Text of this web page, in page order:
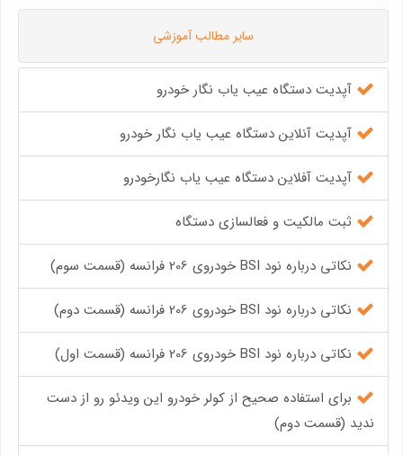
سایر مطالب آموزشی
آپدیت دستگاه عیب یاب نگار خودرو
آپدیت آنلاین دستگاه عیب یاب نگار خودرو
آپدیت آفلاین دستگاه عیب یاب نگارخودرو
ثبت مالکیت و فعالسازی دستگاه
نکاتی درباره نود BSI خودروی 206 فرانسه (قسمت سوم)
نکاتی درباره نود BSI خودروی 206 فرانسه (قسمت دوم)
نکاتی درباره نود BSI خودروی 206 فرانسه (قسمت اول)
برای استفاده صحیح از کولر خودرو این ویدئو رو از دست
ندید (قسمت دوم)